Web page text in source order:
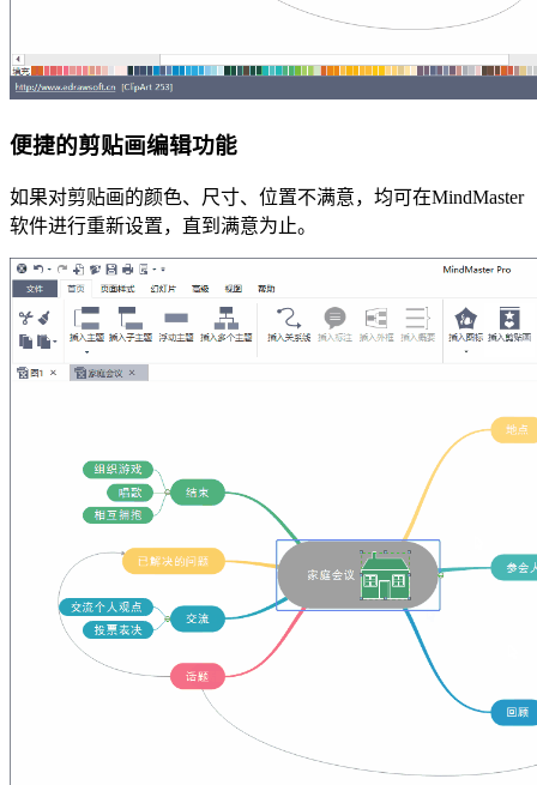
便捷的剪贴画编辑功能
如果对剪贴画的颜色、尺寸、位置不满意，均可在MindMaster
软件进行重新设置，直到满意为止。